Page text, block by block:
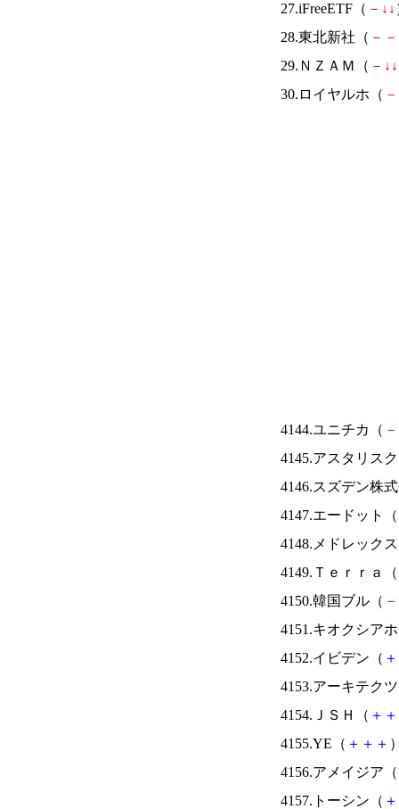
27.iFreeETF（ － ↓ ↓
28.東北新社（ － －
29.ＮＺＡＭ（ － ↓ ↓
30.ロイヤルホ（ －
4144.ユニチカ（ －
4145.アスタリス
4146.スズデン株
4147.エードット（
4148.メドレック
4149.Ｔｅｒｒａ（
4150.韓国ブル（ －
4151.キオクシア
4152.イビデン（ ＋
4153.アーキテク
4154.ＪＳＨ（ ＋ ＋
4155.YE（ ＋ ＋ ＋
4156.アメイジア（
4157.トーシン（ ＋